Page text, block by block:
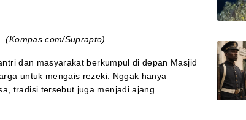
(Kompas.com/Suprapto)
dan masyarakat berkumpul di depan Masjid
untuk mengais rezeki. Nggak hanya
tradisi tersebut juga menjadi ajang